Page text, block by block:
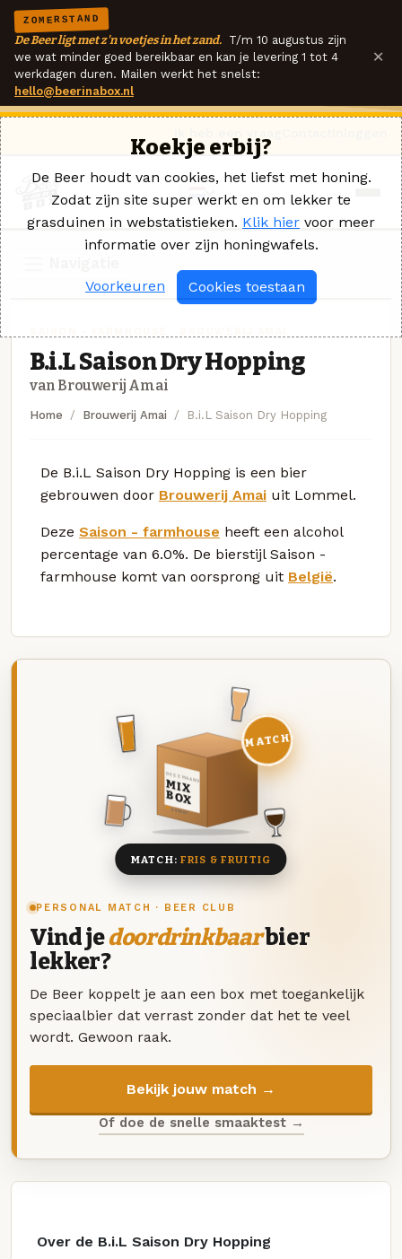
ZOMERSTAND
De Beer ligt met z'n voetjes in het zand. T/m 10 augustus zijn
we wat minder goed bereikbaar en kan je levering 1 tot 4
werkdagen duren. Mailen werkt het snelst:
hello@beerinabox.nl
×
B.i.L Saison Dry Hopping
van Brouwerij Amai
Home Brouwerij Amai B.i.L Saison Dry Hopping
De B.i.L Saison Dry Hopping is een bier
gebrouwen door Brouwerij Amai uit Lommel.
Deze Saison - farmhouse heeft een alcohol
percentage van 6.0%. De bierstijl Saison -
farmhouse komt van oorsprong uit België.
PERSONAL MATCH · BEER CLUB
Vind jedoordrinkbaarbier
lekker?
De Beer koppelt je aan een box met toegankelijk
speciaalbier dat verrast zonder dat het te veel
wordt. Gewoon raak.
Bekijk jouw match →
Of doe de snelle smaaktest →
DEZE MAAND
MIX
BOX
8 BIEREN
MATCH
MATCH: FRIS & FRUITIG
Over de B.i.L Saison Dry Hopping
Koekje erbij?
De Beer houdt van cookies, het liefst met honing.
Zodat zijn site super werkt en om lekker te
grasduinen in webstatistieken. Klik hier voor meer
informatie over zijn honingwafels.
Voorkeuren Cookies toestaan